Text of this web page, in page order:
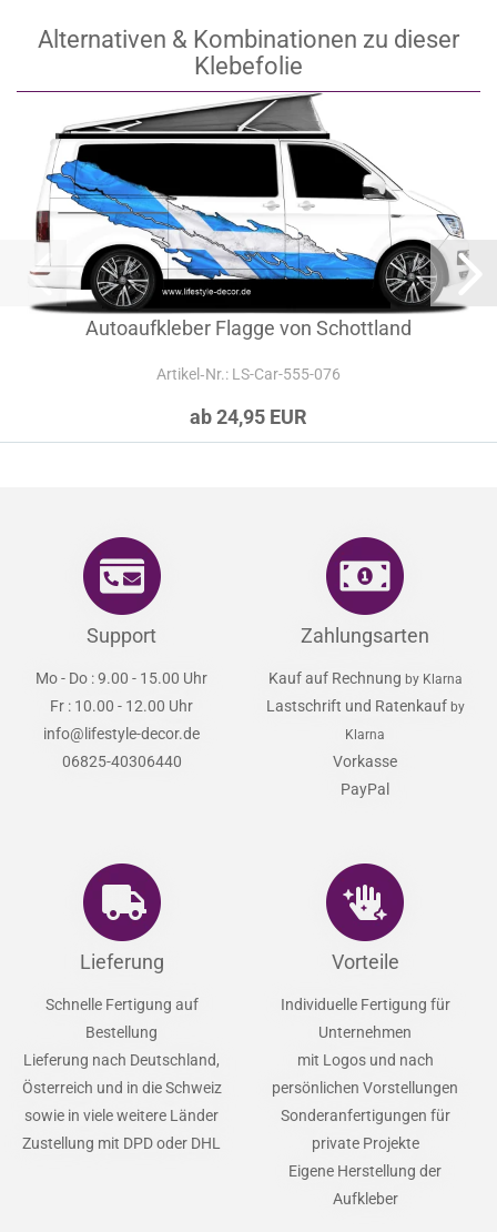
Alternativen & Kombinationen zu dieser
Klebefolie
Autoaufkleber Flagge von Schottland
Artikel‑Nr.: LS-Car-555-076
ab 24,95 EUR
Support
Mo - Do : 9.00 - 15.00 Uhr
Fr : 10.00 - 12.00 Uhr
info@lifestyle-decor.de
06825-40306440
Zahlungsarten
Kauf auf Rechnung by Klarna
Lastschrift und Ratenkauf by
Klarna
Vorkasse
PayPal
Lieferung
Schnelle Fertigung auf
Bestellung
Lieferung nach Deutschland,
Österreich und in die Schweiz
sowie in viele weitere Länder
Zustellung mit DPD oder DHL
Vorteile
Individuelle Fertigung für
Unternehmen
mit Logos und nach
persönlichen Vorstellungen
Sonderanfertigungen für
private Projekte
Eigene Herstellung der
Aufkleber